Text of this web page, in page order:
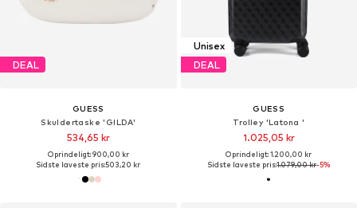
DEAL
GUESS
Skuldertaske 'GILDA'
534,65 kr
Oprindeligt: 900,00 kr
Sidste laveste pris:503,20 kr
Unisex
DEAL
GUESS
Trolley 'Latona '
1.025,05 kr
Oprindeligt: 1.200,00 kr
Sidste laveste pris:1.079,00 kr-5%